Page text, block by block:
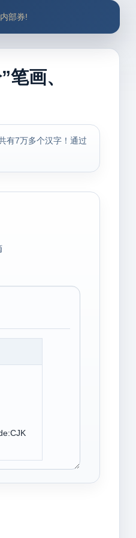
部券!
画、
有7万多个汉字！通过